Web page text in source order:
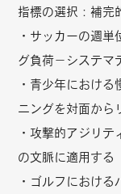
指標の選択：補完
・サッカーの週
グ負荷－システマ
・青少年におけ
ニングを対面から
・攻撃的アジリ
の文脈に適用する
・ゴルフにおけ